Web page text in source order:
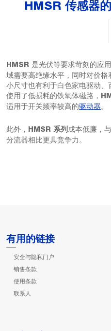
HMSR 传感器
HMSR 是光伏等要求苛刻的应
域需要高绝缘水平，同时对价格
小尺寸也有利于白色家电驱动
使用了低损耗的铁氧体磁路，
适用于开关频率较高的驱动器。
此外， HMSR 系列 成本低廉，
分流器相比更具竞争力。
有用的链接
安全与隐私门户
销售条款
使用条款
联系人